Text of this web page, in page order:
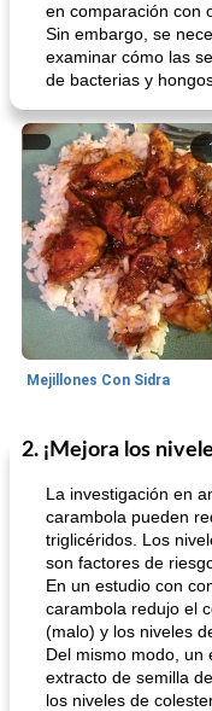
en comparación con
Sin embargo, se
examinar cómo las
de bacterias y
Mejillones Con Sidra
Sopas, Guisos Y Chili
2. ¡Mejora los
La investigación en
carambola pueden
triglicéridos. Los
son factores de
En un estudio con
carambola redujo el
(malo) y los niveles
Del mismo modo, un
extracto de semilla
los niveles de